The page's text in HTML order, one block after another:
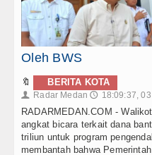
Oleh BWS
🔖 BERITA KOTA
👤 Radar Medan 🕔 18:09:37,
RADARMEDAN.COM -
angkat bicara terkait dana
triliun untuk program
membantah bahwa